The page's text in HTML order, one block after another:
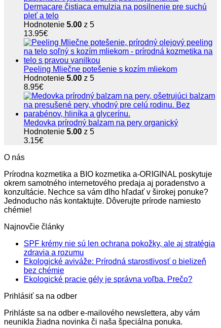
Dermacare čistiaca emulzia na posilnenie pre suchú
pleť a telo
Hodnotenie 5.00 z 5
13.95€
Peeling Mliečne potešenie s kozím mliekom
Hodnotenie 5.00 z 5
8.95€
Medovka prírodný balzam na pery organický
Hodnotenie 5.00 z 5
3.15€
O nás
Prírodna kozmetika a BIO kozmetika a-ORIGINAL poskytuje
okrem samotného internetového predaja aj poradenstvo a
konzultácie. Nechce sa vám dlho hľadať v širokej ponuke?
Jednoducho nás kontaktujte. Dôverujte prírode namiesto
chémie!
Najnovčie články
SPF krémy nie sú len ochrana pokožky, ale aj stratégia
zdravia a rozumu
komentáre
SPF
len
ochrana
Ekologické aviváže: Prírodná starostlivosť o bielizeň
bez chémieŽiadne
komentáre
Ekologické
Prírodná
starostlivosť
Ekologické pracie gély je správna voľba. Prečo?Žiadne
pracie
Prihlásiť sa na odber
Prihláste sa na odber e-mailového newslettera, aby vám
neunikla žiadna novinka či naša špeciálna ponuka.